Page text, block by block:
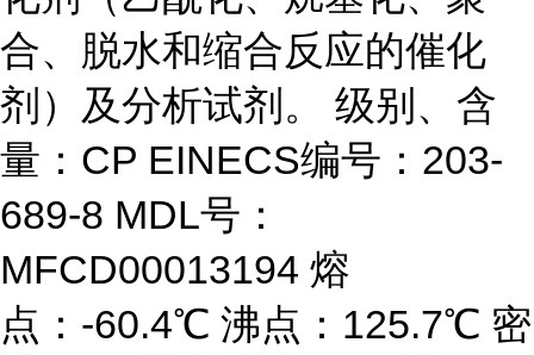
合、脱水和缩合反应的催化
剂）及分析试剂。 级别、含
量：CP EINECS编号：203-
689-8 MDL号：
MFCD00013194 熔
点：-60.4℃ 沸点：125.7℃ 密